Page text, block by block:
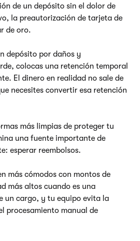
de un depósito sin el dolor de
la preautorización de tarjeta de
de oro.
depósito por daños y
colocas una retención temporal
El dinero en realidad no sale de
necesites convertir esa retención
más limpias de proteger tu
una fuente importante de
esperar reembolsos.
más cómodos con montos de
más altos cuando es una
un cargo, y tu equipo evita la
procesamiento manual de